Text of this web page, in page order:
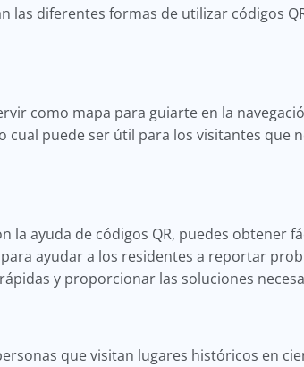
las diferentes formas de utilizar códigos
como mapa para guiarte en la
puede ser útil para los visitantes que
la ayuda de códigos QR, puedes obtener
ayudar a los residentes a reportar
y proporcionar las soluciones
que visitan lugares históricos en